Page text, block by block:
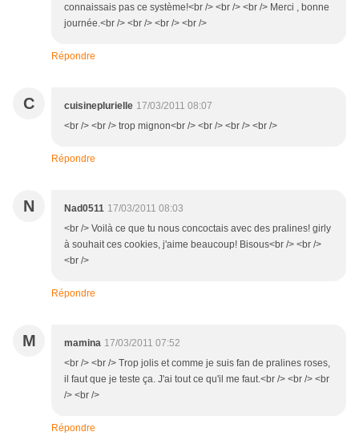
connaissais pas ce système!<br /> <br /> <br /> Merci , bonne
journée.<br /> <br /> <br /> <br />
Répondre
C cuisineplurielle 17/03/2011 08:07
<br /> <br /> trop mignon<br /> <br /> <br /> <br />
Répondre
N Nad0511 17/03/2011 08:03
<br /> Voilà ce que tu nous concoctais avec des pralines! girly
à souhait ces cookies, j'aime beaucoup! Bisous<br /> <br />
<br />
Répondre
M mamina 17/03/2011 07:52
<br /> <br /> Trop jolis et comme je suis fan de pralines roses,
il faut que je teste ça. J'ai tout ce qu'il me faut.<br /> <br /> <br
/> <br />
Répondre